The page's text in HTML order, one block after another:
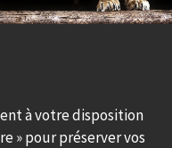
à votre disposition
» pour préserver vos